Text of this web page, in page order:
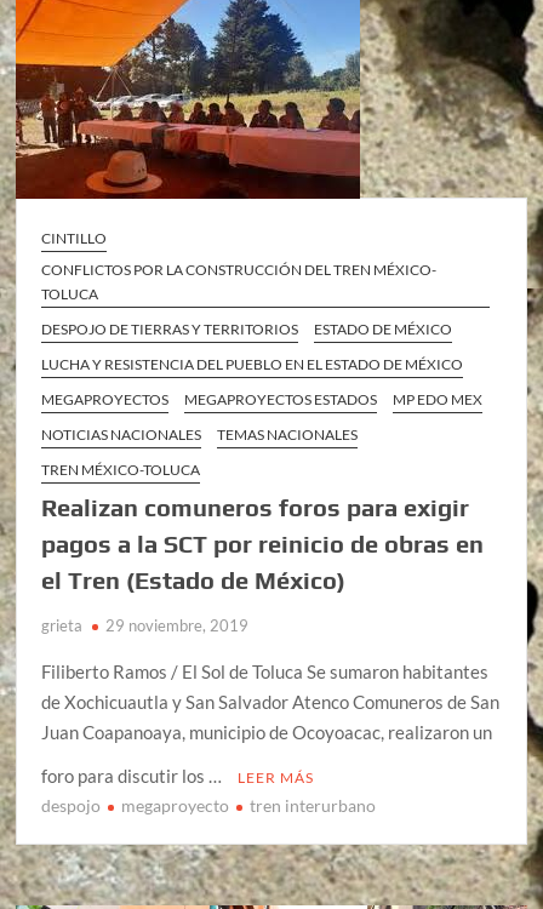
CINTILLO
CONFLICTOS POR LA CONSTRUCCIÓN DEL TREN MÉXICO-
TOLUCA
DESPOJO DE TIERRAS Y TERRITORIOS
ESTADO DE MÉXICO
LUCHA Y RESISTENCIA DEL PUEBLO EN EL ESTADO DE MÉXICO
MEGAPROYECTOS
MEGAPROYECTOS ESTADOS
MP EDO MEX
NOTICIAS NACIONALES
TEMAS NACIONALES
TREN MÉXICO-TOLUCA
Realizan comuneros foros para exigir
pagos a la SCT por reinicio de obras en
el Tren (Estado de México)
grieta 29 noviembre, 2019
Filiberto Ramos / El Sol de Toluca Se sumaron habitantes
de Xochicuautla y San Salvador Atenco Comuneros de San
Juan Coapanoaya, municipio de Ocoyoacac, realizaron un
foro para discutir los …
LEER MÁS
despojo megaproyecto tren interurbano